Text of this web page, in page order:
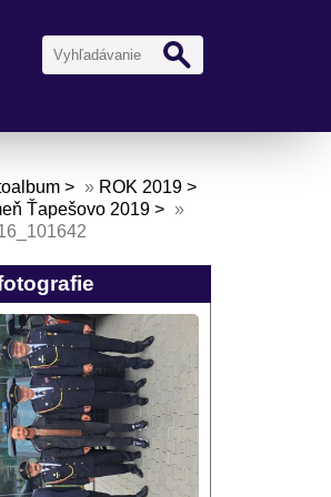
» ROK 2019
Ťapešovo 2019
»